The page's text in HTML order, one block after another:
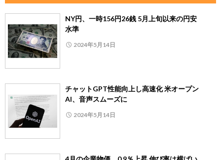
NY円、一時156円26銭 5月上旬以来の円安
水準
2024年5月14日
チャットGPT性能向上し高速化 米オープン
AI、音声スムーズに
2024年5月14日